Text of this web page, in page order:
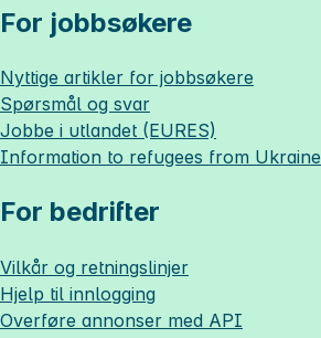
For jobbsøkere
Nyttige artikler for jobbsøkere
Spørsmål og svar
Jobbe i utlandet (EURES)
Information to refugees from Ukraine
For bedrifter
Vilkår og retningslinjer
Hjelp til innlogging
Overføre annonser med API